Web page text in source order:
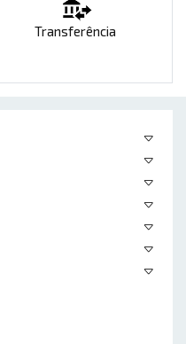
Transferência